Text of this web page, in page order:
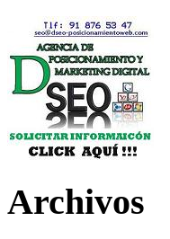
Archivos